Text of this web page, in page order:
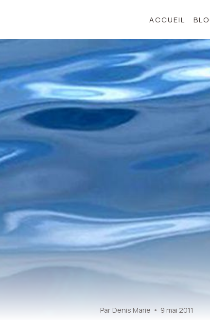
ACCUEIL
Par Denis Marie 9 mai 2011